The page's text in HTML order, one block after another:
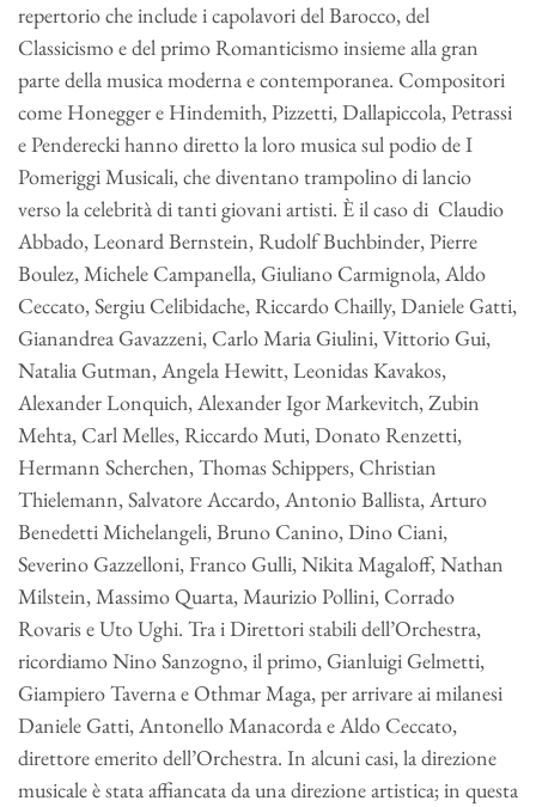
repertorio che include i capolavori del Barocco, del
Classicismo e del primo Romanticismo insieme alla gran
parte della musica moderna e contemporanea. Compositori
come Honegger e Hindemith, Pizzetti, Dallapiccola, Petrassi
e Penderecki hanno diretto la loro musica sul podio de I
Pomeriggi Musicali, che diventano trampolino di lancio
verso la celebrità di tanti giovani artisti. È il caso di Claudio
Abbado, Leonard Bernstein, Rudolf Buchbinder, Pierre
Boulez, Michele Campanella, Giuliano Carmignola, Aldo
Ceccato, Sergiu Celibidache, Riccardo Chailly, Daniele Gatti,
Gianandrea Gavazzeni, Carlo Maria Giulini, Vittorio Gui,
Natalia Gutman, Angela Hewitt, Leonidas Kavakos,
Alexander Lonquich, Alexander Igor Markevitch, Zubin
Mehta, Carl Melles, Riccardo Muti, Donato Renzetti,
Hermann Scherchen, Thomas Schippers, Christian
Thielemann, Salvatore Accardo, Antonio Ballista, Arturo
Benedetti Michelangeli, Bruno Canino, Dino Ciani,
Severino Gazzelloni, Franco Gulli, Nikita Magaloff, Nathan
Milstein, Massimo Quarta, Maurizio Pollini, Corrado
Rovaris e Uto Ughi. Tra i Direttori stabili dell’Orchestra,
ricordiamo Nino Sanzogno, il primo, Gianluigi Gelmetti,
Giampiero Taverna e Othmar Maga, per arrivare ai milanesi
Daniele Gatti, Antonello Manacorda e Aldo Ceccato,
direttore emerito dell’Orchestra. In alcuni casi, la direzione
musicale è stata affiancata da una direzione artistica; in questa